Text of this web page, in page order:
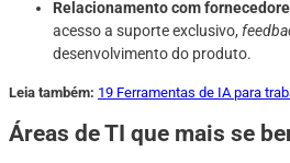
Relacionamento com
acesso a suporte exclusivo,
desenvolvimento do produto.
Leia também: 19 Ferramentas de IA para
Áreas de TI que mais se